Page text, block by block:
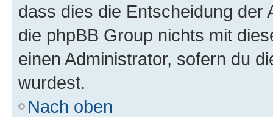
dass dies die Entscheidung der
die phpBB Group nichts mit
einen Administrator, sofern du
wurdest.
Nach oben